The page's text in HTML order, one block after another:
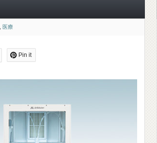
医療
Pin it